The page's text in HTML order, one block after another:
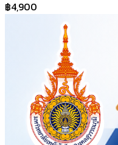
ทันสมัย การตรวจสอบสิ
ปรับปรุง แก้ไขข้อบกพร่
ระบบบัญชีคอมพิวเตอร์
฿4,900